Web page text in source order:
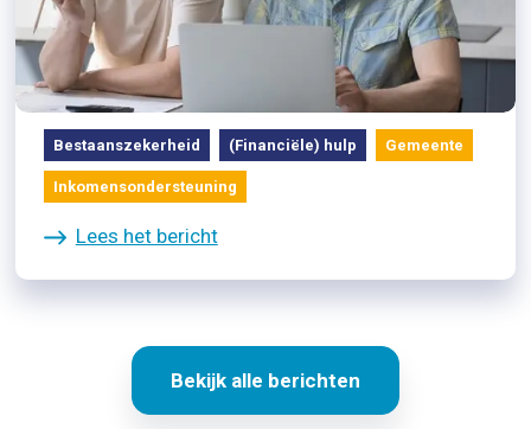
21/06/2024
Gemeente kan alleenverdieners
helpen met extra bijstand
Bestaanszekerheid (Financiële) hulp Gemeente
Inkomensondersteuning
Lees het bericht
Bekijk alle berichten